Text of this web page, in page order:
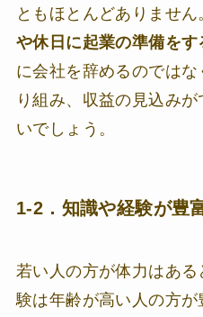
ともほとんどありませ
や休日に起業の準備を
に会社を辞めるのでは
り組み、収益の見込み
いでしょう。
1-2．知識や経験が豊
若い人の方が体力はあ
験は年齢が高い人の方が